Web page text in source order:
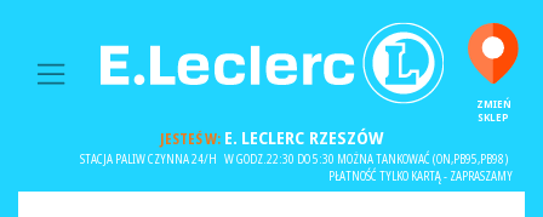
MAIN NAVIGATION
ZMIEŃ
SKLEP
JESTEŚ W:E. LECLERC RZESZÓW
STACJA PALIW CZYNNA 24/H W GODZ.22:30 DO 5:30 MOŻNA TANKOWAĆ (ON,PB95,PB98)
PŁATNOŚĆ TYLKO KARTĄ - ZAPRASZAMY